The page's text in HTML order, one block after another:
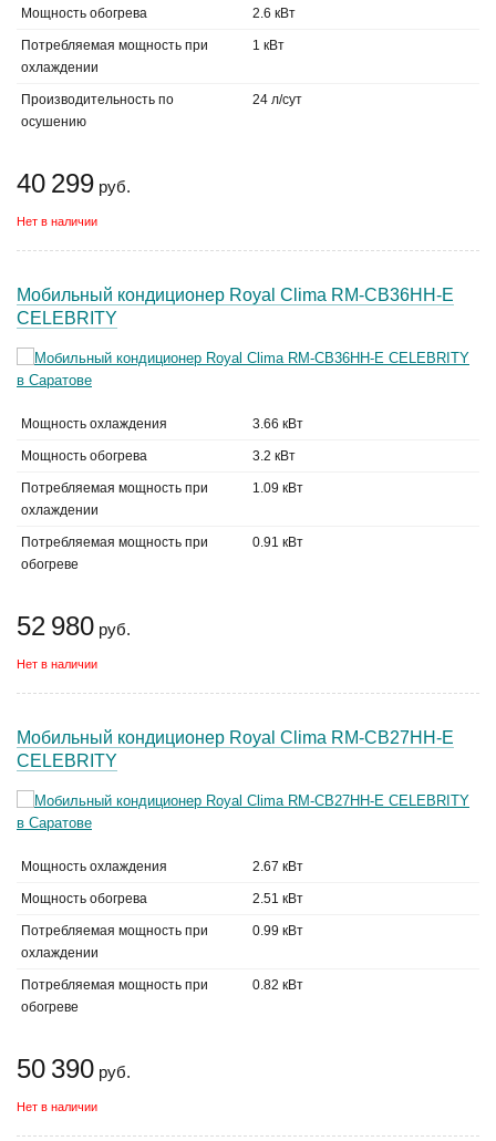
Мощность обогрева 2.6 кВт
Потребляемая мощность при
охлаждении
1 кВт
Производительность по
осушению
24 л/сут
40 299 руб.
Нет в наличии
Мобильный кондиционер Royal Clima RM-СB36HH-E
CELEBRITY
Мощность охлаждения 3.66 кВт
Мощность обогрева 3.2 кВт
Потребляемая мощность при
охлаждении
1.09 кВт
Потребляемая мощность при
обогреве
0.91 кВт
52 980 руб.
Нет в наличии
Мобильный кондиционер Royal Clima RM-СB27HH-E
CELEBRITY
Мощность охлаждения 2.67 кВт
Мощность обогрева 2.51 кВт
Потребляемая мощность при
охлаждении
0.99 кВт
Потребляемая мощность при
обогреве
0.82 кВт
50 390 руб.
Нет в наличии